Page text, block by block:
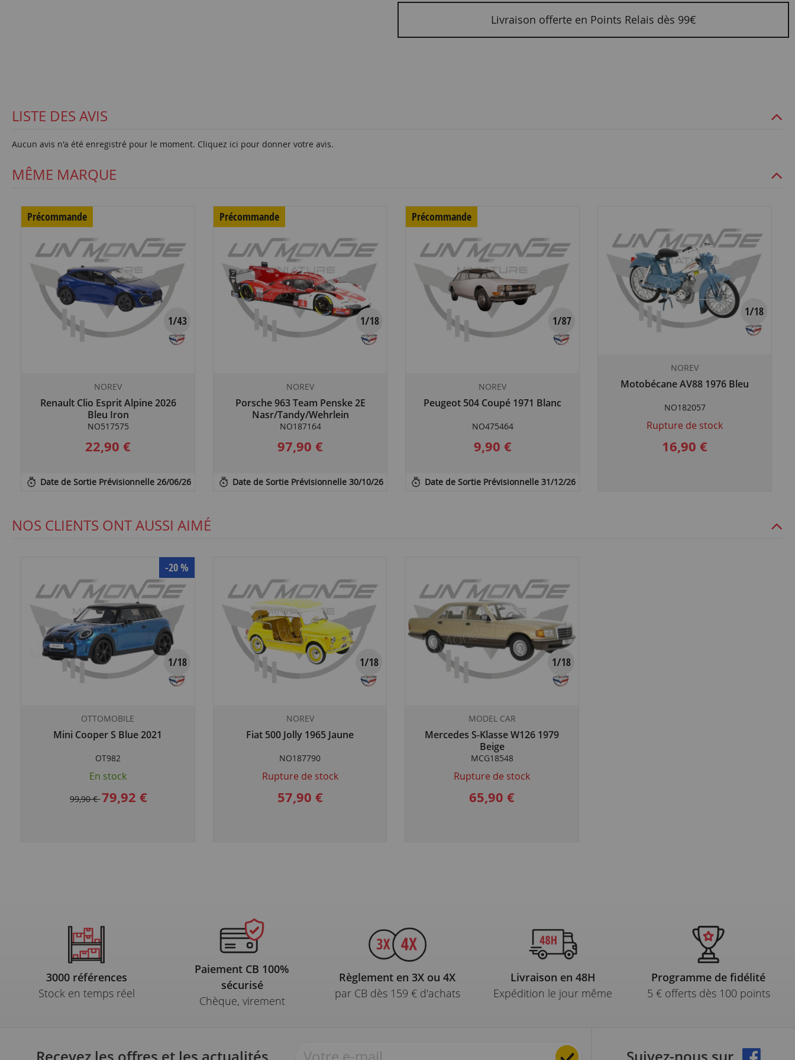
Livraison offerte en Points Relais dès 99€
LISTE DES AVIS
Aucun avis n'a été enregistré pour le moment. Cliquez ici pour donner votre avis.
MÊME MARQUE
Précommande
NOREV
Renault Clio Esprit Alpine 2026
Bleu Iron
NO517575
22,90 €
Date de Sortie Prévisionnelle 26/06/26
Précommande
NOREV
Porsche 963 Team Penske 2E
Nasr/Tandy/Wehrlein
NO187164
97,90 €
Date de Sortie Prévisionnelle 30/10/26
Précommande
NOREV
Peugeot 504 Coupé 1971 Blanc
NO475464
9,90 €
Date de Sortie Prévisionnelle 31/12/26
NOREV
Motobécane AV88 1976 Bleu
NO182057
Rupture de stock
16,90 €
NOS CLIENTS ONT AUSSI AIMÉ
-20 %
OTTOMOBILE
Mini Cooper S Blue 2021
OT982
En stock
99,90 €79,92 €
NOREV
Fiat 500 Jolly 1965 Jaune
NO187790
Rupture de stock
57,90 €
MODEL CAR
Mercedes S-Klasse W126 1979
Beige
MCG18548
Rupture de stock
65,90 €
3000 références
Stock en temps réel
Paiement CB 100%
sécurisé
Chèque, virement
Règlement en 3X ou 4X
par CB dès 159 € d'achats
Livraison en 48H
Expédition le jour même
Programme de fidélité
5 € offerts dès 100 points